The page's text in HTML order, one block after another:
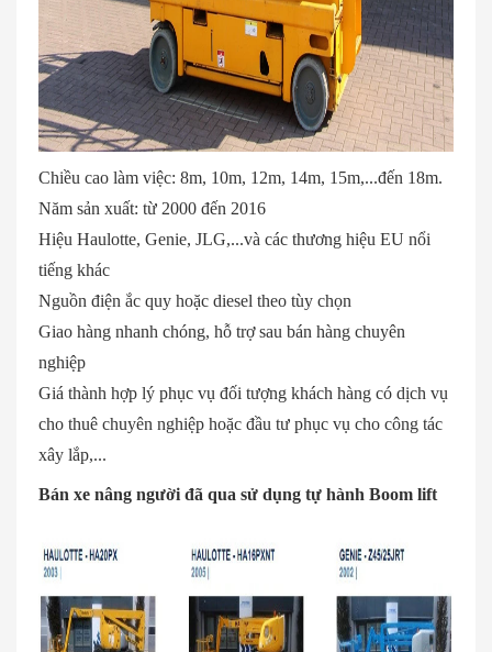
Chiều cao làm việc: 8m, 10m, 12m, 14m, 15m,...đến 18m.
Năm sản xuất: từ 2000 đến 2016
Hiệu Haulotte, Genie, JLG,...và các thương hiệu EU nổi
tiếng khác
Nguồn điện ắc quy hoặc diesel theo tùy chọn
Giao hàng nhanh chóng, hỗ trợ sau bán hàng chuyên
nghiệp
Giá thành hợp lý phục vụ đối tượng khách hàng có dịch vụ
cho thuê chuyên nghiệp hoặc đầu tư phục vụ cho công tác
xây lắp,...
Bán xe nâng người đã qua sử dụng tự hành Boom lift